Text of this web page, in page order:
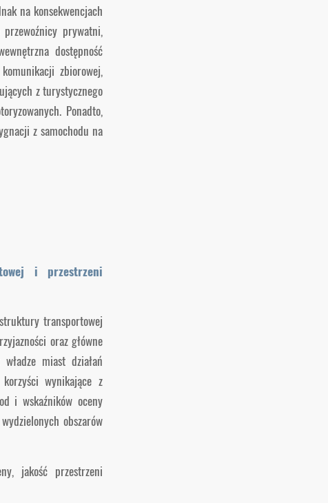
na konsekwencjach
prywatni,
dostępność
zbiorowej,
z turystycznego
Ponadto,
z samochodu na
i przestrzeni
transportowej
oraz główne
miast działań
wynikające z
i wskaźników oceny
obszarów
jakość przestrzeni